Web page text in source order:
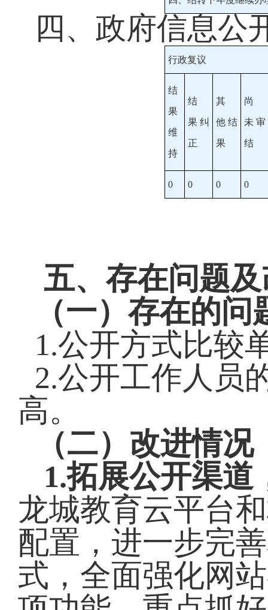
四、政府信息公
行政复议
结
果
维
持
结
果 纠
正
其
他 结
果
尚
未 审
结
0 0 0 0
五、存在问题
（一）存在的问
1.公开方式比较
2.公开工作人员
高。
（二）改进情况
1.拓展公开渠道
龙城教育云平台
配置，进一步完
式，全面强化网